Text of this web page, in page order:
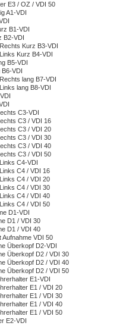
E3 / OZ / VDI 50
A1-VDI
B1-VDI
B2-VDI
Kurz B3-VDI
Kurz B4-VDI
B5-VDI
B6-VDI
lang B7-VDI
lang B8-VDI
C3-VDI
C3 / VDI 16
C3 / VDI 20
C3 / VDI 30
C3 / VDI 40
C3 / VDI 50
C4-VDI
C4 / VDI 16
C4 / VDI 20
C4 / VDI 30
C4 / VDI 40
C4 / VDI 50
D1-VDI
D1 / VDI 30
D1 / VDI 40
Aufnahme VDI 50
Überkopf D2-VDI
Überkopf D2 / VDI 30
Überkopf D2 / VDI 40
Überkopf D2 / VDI 50
E1-VDI
E1 / VDI 20
E1 / VDI 30
E1 / VDI 40
E1 / VDI 50
E2-VDI